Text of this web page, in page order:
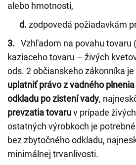
alebo hmotnosti,
d. zodpovedá požiadavkám
3.
Vzhľadom na povahu tovaru
kaziaceho tovaru – živých
ods. 2 občianskeho zákonníka
uplatniť právo z vadného
odkladu po zistení vady,
prevzatia tovaruv prípade
ostatných výrobkoch je
bez zbytočného odkladu,
minimálnej trvanlivosti.